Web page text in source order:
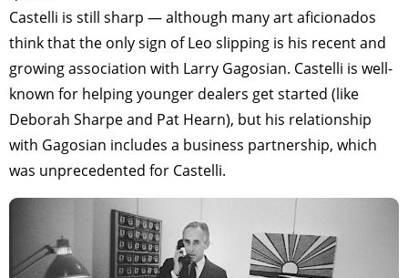
Castelli is still sharp — although many art aficionados
think that the only sign of Leo slipping is his recent and
growing association with Larry Gagosian. Castelli is well-
known for helping younger deal­ers get started (like
Deborah Sharpe and Pat Hearn), but his relationship
with Ga­gosian includes a business partnership, which
was unprecedented for Castelli.